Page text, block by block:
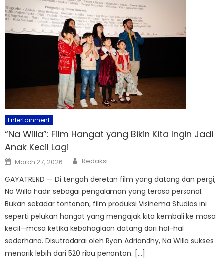
Entertainment
“Na Willa”: Film Hangat yang Bikin Kita Ingin Jadi
Anak Kecil Lagi
Posted
on
March 27, 2026 Author
Redaksi
GAYATREND — Di tengah deretan film yang datang dan pergi,
Na Willa hadir sebagai pengalaman yang terasa personal.
Bukan sekadar tontonan, film produksi Visinema Studios ini
seperti pelukan hangat yang mengajak kita kembali ke masa
kecil—masa ketika kebahagiaan datang dari hal-hal
sederhana. Disutradarai oleh Ryan Adriandhy, Na Willa sukses
menarik lebih dari 520 ribu penonton. […]